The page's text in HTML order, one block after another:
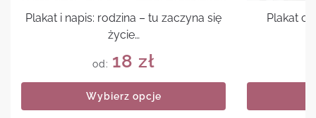
Plakat i napis: rodzina – tu zaczyna się
życie…
od: 18 zł
Wybierz opcje
Plakat